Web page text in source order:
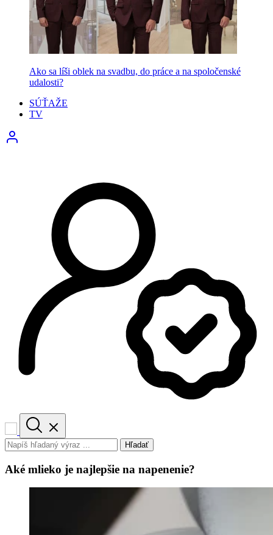
Ako sa líši oblek na svadbu, do práce a na spoločenské
udalosti?
SÚŤAŽE
TV
Hľadať
Aké mlieko je najlepšie na napenenie?